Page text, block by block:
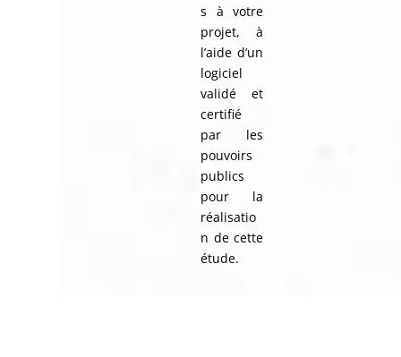
s à votre
projet, à
l’aide d’un
logiciel
validé et
certifié
par les
pouvoirs
publics
pour la
réalisatio
n de cette
étude.